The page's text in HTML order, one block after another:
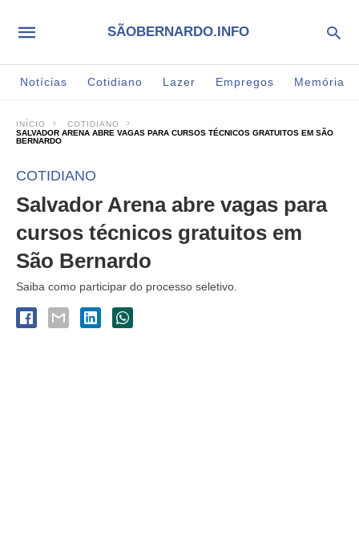
SÃOBERNARDO.INFO
Notícias Cotidiano Lazer Empregos Memória
INÍCIO
COTIDIANO
SALVADOR ARENA ABRE VAGAS PARA CURSOS TÉCNICOS GRATUITOS EM SÃO
BERNARDO
COTIDIANO
Salvador Arena abre vagas para
cursos técnicos gratuitos em
São Bernardo
Saiba como participar do processo seletivo.